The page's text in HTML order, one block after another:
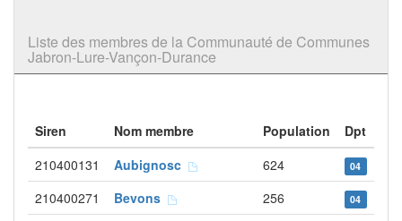
Liste des membres de la Communauté de Communes
Jabron-Lure-Vançon-Durance
Siren Nom membre Population
Dpt
210400131
Aubignosc 624 04
210400271 Bevons 256 04